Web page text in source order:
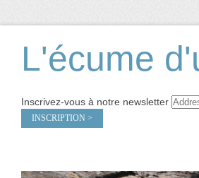
L'écume
Inscrivez-vous à notre newsletter